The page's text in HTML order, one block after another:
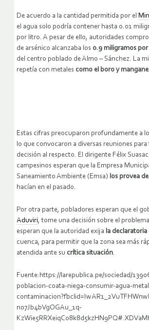
De acuerdo a la cantidad permitida por el
el agua solo podría contener hasta 0.01
por litro. A pesar de ello, autoridades
de arsénico alcanzaba los 0.9 miligramos
del centro poblado de Almo – Sánchez. La
repetía con metales como el boro y
Estas cifras preocuparon profundamente a
lo que convocaron a diversas reuniones
decisión al respecto. El dirigente Félix
campesinos esperan que la Empresa
Saneamiento Ambiente (Emsa) los provea
hacían en el pasado.
Por otra parte, pobladores esperan que el
Aduviri, tome una decisión sobre el
esperan que la autoridad exija la
cuenca, para permitir que la zona sea más
atendida ante su crítica situación.
Fuente:https://larepublica.pe/sociedad/
poblacion-coata-niega-consumir-agua-
n07Jb4bVgOGAu_1q-